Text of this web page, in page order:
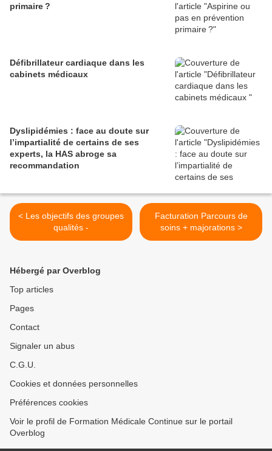
primaire ?
Défibrillateur cardiaque dans les
cabinets médicaux
Dyslipidémies : face au doute sur
l’impartialité de certains de ses
experts, la HAS abroge sa
recommandation
< Les objectifs des groupes
qualités -
Facturation Parcours de
soins + majorations >
Hébergé par Overblog
Top articles
Pages
Contact
Signaler un abus
C.G.U.
Cookies et données personnelles
Préférences cookies
Voir le profil de Formation Médicale Continue sur le portail
Overblog